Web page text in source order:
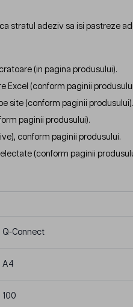
stratul adeziv sa isi pastreze
(in pagina produsului).
Excel (conform paginii
site (conform paginii produsului).
paginii produsului).
conform paginii produsului.
(conform paginii
Q-Connect
A4
100